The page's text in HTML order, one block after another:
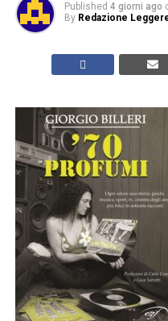
Published 4 giorni ago
By Redazione